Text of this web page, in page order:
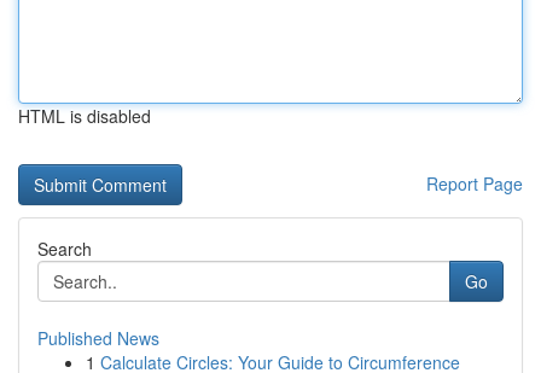
HTML is disabled
Report Page
Search
Go
Published News
1 Calculate Circles: Your Guide to Circumference